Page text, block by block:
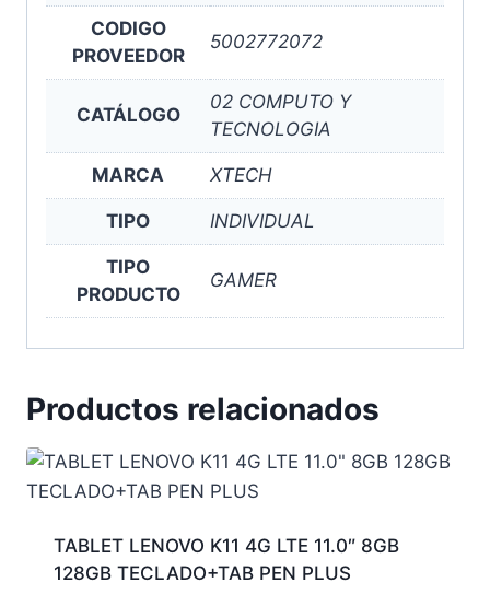
CODIGO
PROVEEDOR
5002772072
CATÁLOGO
02 COMPUTO Y
TECNOLOGIA
MARCA XTECH
TIPO INDIVIDUAL
TIPO
PRODUCTO
GAMER
Productos relacionados
TABLET LENOVO K11 4G LTE 11.0″ 8GB
128GB TECLADO+TAB PEN PLUS